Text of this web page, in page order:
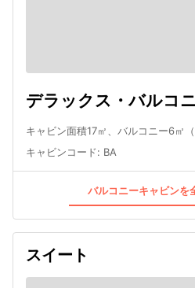
デラックス・バルコ
キャビン面積17㎡、バルコニー6㎡（
キャビンコード: BA
バルコニーキャビンを
スイート